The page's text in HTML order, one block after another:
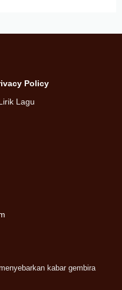
Policy
Lagu
kabar gembira